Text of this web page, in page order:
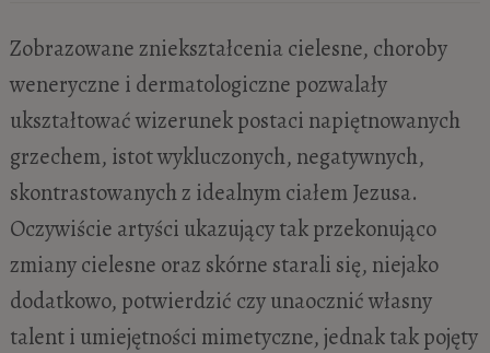
Zobrazowane zniekształcenia cielesne, choroby
weneryczne i dermatologiczne pozwalały
ukształtować wizerunek postaci napiętnowanych
grzechem, istot wykluczonych, negatywnych,
skontrastowanych z idealnym ciałem Jezusa.
Oczywiście artyści ukazujący tak przekonująco
zmiany cielesne oraz skórne starali się, niejako
dodatkowo, potwierdzić czy unaocznić własny
talent i umiejętności mimetyczne, jednak tak pojęty